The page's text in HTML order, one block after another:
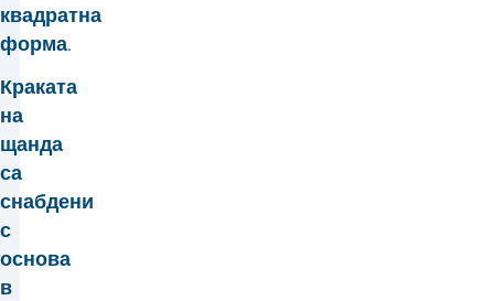
квадратна
форма.
Краката
на
щанда
са
снабдени
с
основа
в